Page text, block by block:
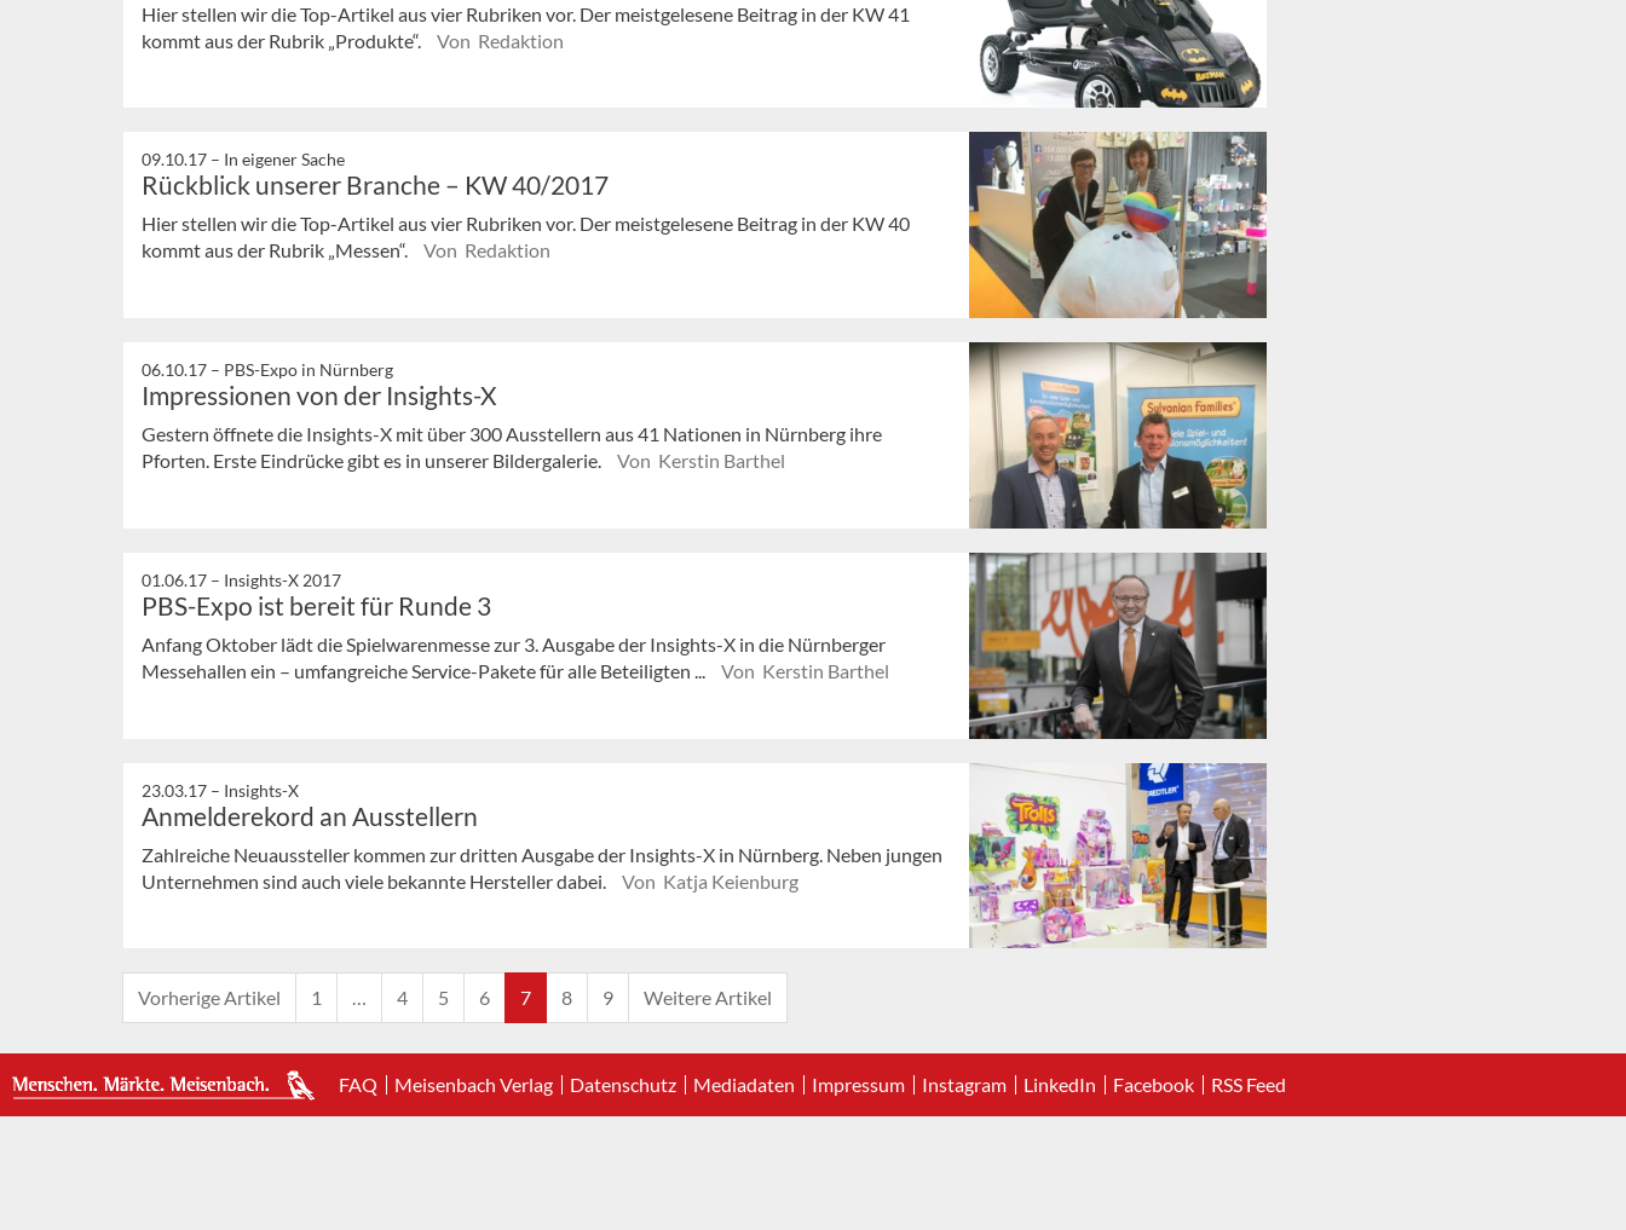
Hier stellen wir die Top-Artikel aus vier Rubriken vor. Der meistgelesene Beitrag in der KW 41
kommt aus der Rubrik „Produkte“.
Von Redaktion
09.10.17 – In eigener Sache
Rückblick unserer Branche – KW 40/2017
Hier stellen wir die Top-Artikel aus vier Rubriken vor. Der meistgelesene Beitrag in der KW 40
kommt aus der Rubrik „Messen“.
Von Redaktion
06.10.17 – PBS-Expo in Nürnberg
Impressionen von der Insights-X
Gestern öffnete die Insights-X mit über 300 Ausstellern aus 41 Nationen in Nürnberg ihre
Pforten. Erste Eindrücke gibt es in unserer Bildergalerie.
Von Kerstin Barthel
01.06.17 – Insights-X 2017
PBS-Expo ist bereit für Runde 3
Anfang Oktober lädt die Spielwarenmesse zur 3. Ausgabe der Insights-X in die Nürnberger
Messehallen ein – umfangreiche Service-Pakete für alle Beteiligten ...
Von Kerstin Barthel
23.03.17 – Insights-X
Anmelderekord an Ausstellern
Zahlreiche Neuaussteller kommen zur dritten Ausgabe der Insights-X in Nürnberg. Neben jungen
Unternehmen sind auch viele bekannte Hersteller dabei.
Von Katja Keienburg
Vorherige Artikel 1 … 4 5 6 7 8 9 Weitere Artikel
FAQ Meisenbach Verlag Datenschutz Mediadaten Impressum Instagram LinkedIn Facebook RSS Feed